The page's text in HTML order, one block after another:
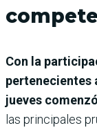
Con la
pertenecientes
jueves
las principales